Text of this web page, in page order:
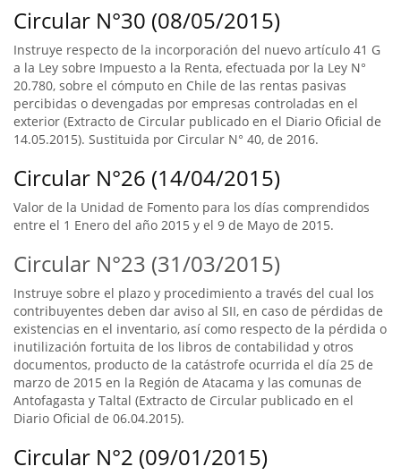
Circular N°30 (08/05/2015)
Instruye respecto de la incorporación del nuevo artículo 41 G
a la Ley sobre Impuesto a la Renta, efectuada por la Ley N°
20.780, sobre el cómputo en Chile de las rentas pasivas
percibidas o devengadas por empresas controladas en el
exterior (Extracto de Circular publicado en el Diario Oficial de
14.05.2015). Sustituida por Circular N° 40, de 2016.
Circular N°26 (14/04/2015)
Valor de la Unidad de Fomento para los días comprendidos
entre el 1 Enero del año 2015 y el 9 de Mayo de 2015.
Circular N°23 (31/03/2015)
Instruye sobre el plazo y procedimiento a través del cual los
contribuyentes deben dar aviso al SII, en caso de pérdidas de
existencias en el inventario, así como respecto de la pérdida o
inutilización fortuita de los libros de contabilidad y otros
documentos, producto de la catástrofe ocurrida el día 25 de
marzo de 2015 en la Región de Atacama y las comunas de
Antofagasta y Taltal (Extracto de Circular publicado en el
Diario Oficial de 06.04.2015).
Circular N°2 (09/01/2015)